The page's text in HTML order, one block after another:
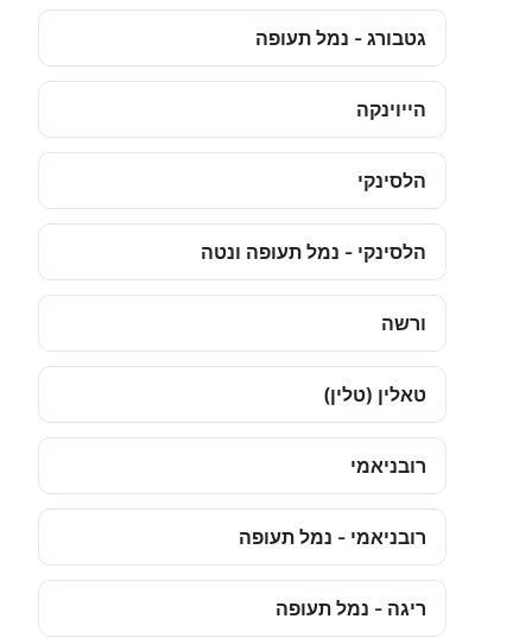
גטבורג - נמל תעופה
הייוינקה
הלסינקי
הלסינקי - נמל תעופה ונטה
ורשה
טאלין (טלין)
רובניאמי
רובניאמי - נמל תעופה
ריגה - נמל תעופה